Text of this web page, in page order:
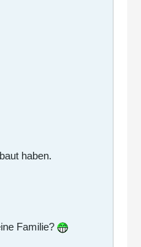
haben.
Familie?